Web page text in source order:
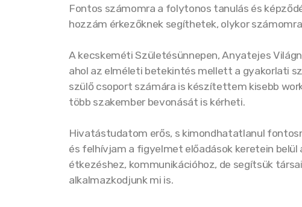
Fontos számomra a folytonos tanulás és
hozzám érkezőknek segíthetek, olykor
A kecskeméti Születésünnepen, Anyatejes
ahol az elméleti betekintés mellett a gyakorlati
szülő csoport számára is készítettem kisebb
több szakember bevonását is kérheti.
Hivatástudatom erős, s kimondhatatlanul
és felhívjam a figyelmet előadások keretein
étkezéshez, kommunikációhoz, de segítsük
alkalmazkodjunk mi is.